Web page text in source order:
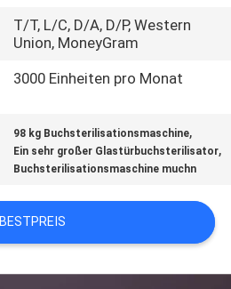
T/T, L/C, D/A, D/P, Western
Union, MoneyGram
3000 Einheiten pro Monat
98 kg Buchsterilisationsmaschine,
Ein sehr großer Glastürbuchsterilisator,
Buchsterilisationsmaschine muchn
BESTPREIS